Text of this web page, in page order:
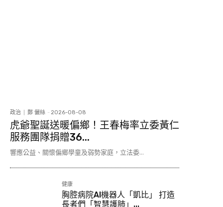
政治 鄭 儷絲 - 2026-08-08
虎爺聖誕送暖偏鄉！王春梅率立委黃仁
服務團隊捐贈36...
響應公益、關懷偏鄉學童及弱勢家庭，立法委...
健康
胸腔病院AI機器人「凱比」 打造
長者們「智慧護肺」...